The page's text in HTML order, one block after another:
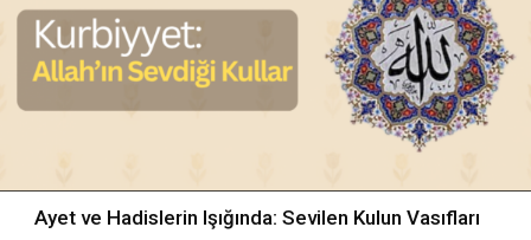
Ayet ve Hadislerin Işığında: Sevilen Kulun Vasıfları